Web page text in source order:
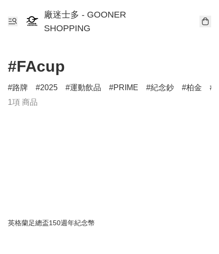
廠迷士多 - GOONER
SHOPPING
#FAcup
路牌 2025 運動飲品 PRIME 紀念鈔 柏金
1項 商品
英格蘭足總盃150週年紀念幣